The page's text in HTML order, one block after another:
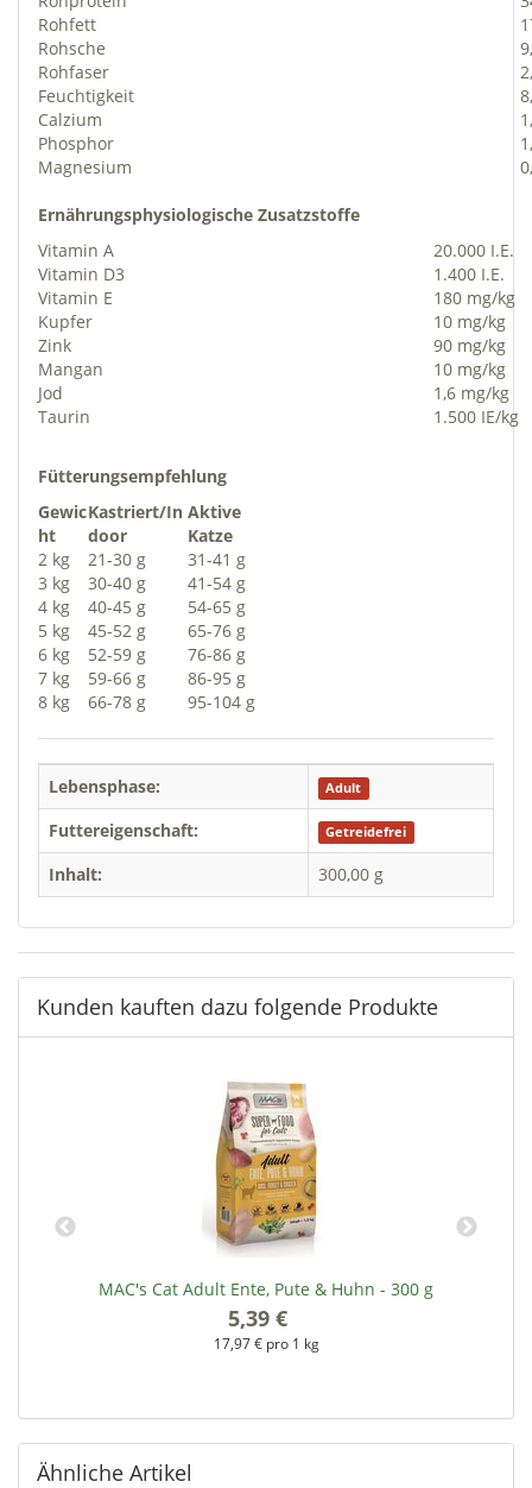
Rohfett
Rohsche
Rohfaser
Feuchtigkeit
Calzium
Phosphor
Magnesium
Ernährungsphysiologische Zusatzstoffe
Vitamin A
20.000 I.E.
Vitamin D3
1.400 I.E.
Vitamin E
180 mg/kg
Kupfer
10 mg/kg
Zink
90 mg/kg
Mangan
10 mg/kg
Jod
1,6 mg/kg
Taurin
1.500 IE/kg
Fütterungsempfehlung
Gewic
ht
Kastriert/In
door
Aktive
Katze
2 kg
21-30 g
31-41 g
3 kg
30-40 g
41-54 g
4 kg
40-45 g
54-65 g
5 kg
45-52 g
65-76 g
6 kg
52-59 g
76-86 g
7 kg
59-66 g
86-95 g
8 kg
66-78 g 95-104 g
Lebensphase: Adult
Futtereigenschaft: Getreidefrei
Inhalt: 300,00 g
Kunden kauften dazu folgende Produkte
MAC's Cat Adult Ente, Pute & Huhn - 300 g
5,39 €
17,97 € pro 1 kg
Ähnliche Artikel